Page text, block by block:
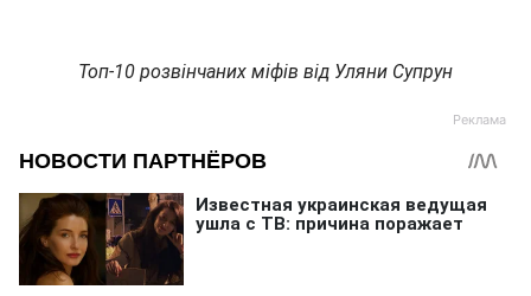
Топ-10 розвінчаних міфів від Уляни Супрун